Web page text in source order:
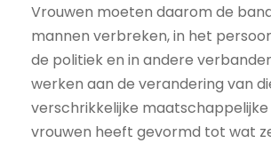
Vrouwen moeten daarom de
mannen verbreken, in het
de politiek en in andere
werken aan de verandering van
verschrikkelijke maatschappelijke
vrouwen heeft gevormd tot wat